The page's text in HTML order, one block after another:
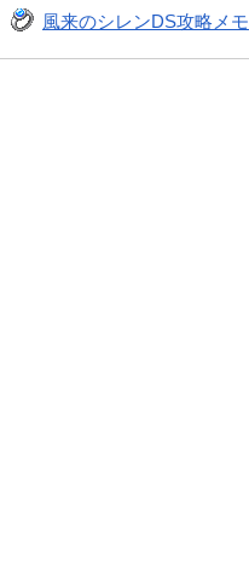
風来のシレンDS攻略メモ